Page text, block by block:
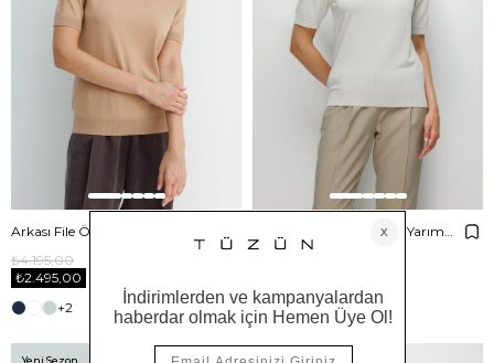
₺2.495,00
₺4.195,00
+2
Arkası File Örgü O Yaka Yarım Kol Triko
+2
Yeni Sezon Yeni Sezon